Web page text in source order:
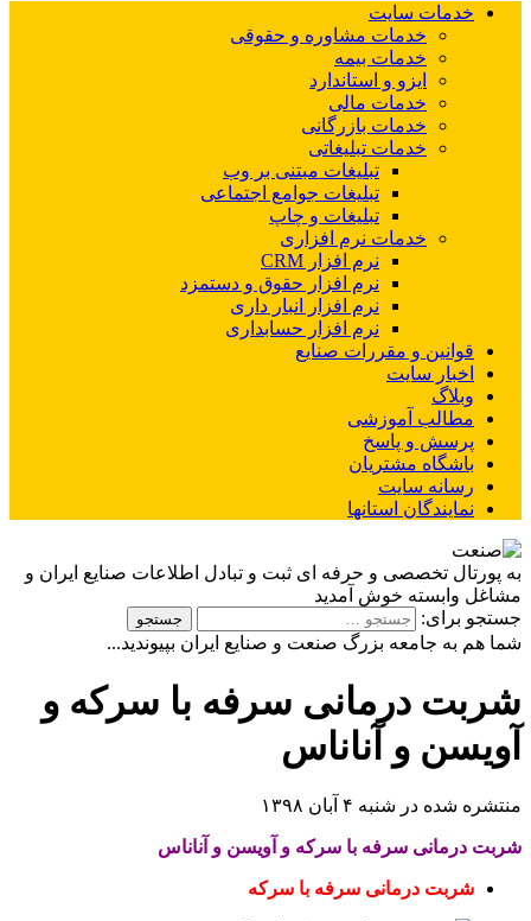
سایت
خدمات مشاوره و حقوقی
خدمات بیمه
ایزو و استاندارد
خدمات مالی
خدمات بازرگانی
خدمات تبلیغاتی
تبلیغات مبتنی بر وب
تبلیغات جوامع اجتماعی
تبلیغات و چاپ
خدمات نرم افزاری
نرم افزار CRM
نرم افزار حقوق و دستمزد
نرم افزار انبار داری
نرم افزار حسابداری
و مقررات صنایع
سایت
آموزشی
و پاسخ
مشتریان
سایت
استانها
تخصصی و حرفه ای ثبت و تبادل اطلاعات صنایع ایران و
خوش آمدید
جامعه بزرگ صنعت و صنایع ایران بپیوندید...
درمانی سرفه با سرکه و
و آناناس
در شنبه ۴ آبان ۱۳۹۸
سرفه با سرکه و آویسن و آناناس
درمانی سرفه با سرکه